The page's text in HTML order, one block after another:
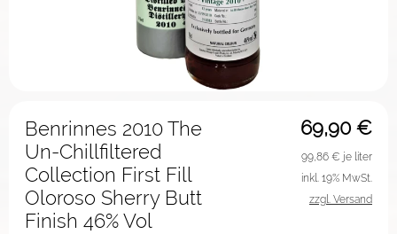
69,90 €
Benrinnes 2010 The
Un-Chillfiltered
Collection First Fill
Oloroso Sherry Butt
Finish 46% Vol
99,86 € je liter
inkl. 19% MwSt.
zzgl. Versand